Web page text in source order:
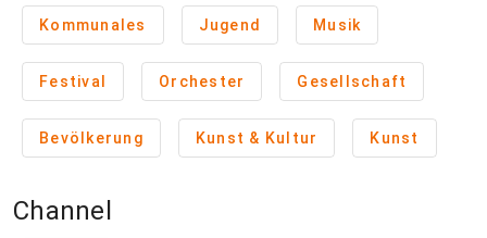
Kommunales Jugend Musik
Festival Orchester Gesellschaft
Bevölkerung Kunst & Kultur Kunst
Channel